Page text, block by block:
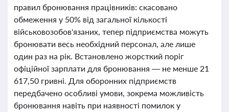
правил бронювання працівників: скасовано
обмеження у 50% від загальної кількості
військовозобов'язаних, тепер підприємства можуть
бронювати весь необхідний персонал, але лише
один раз на рік. Встановлено жорсткий поріг
офіційної зарплати для бронювання — не менше 21
617,50 гривні. Для оборонних підприємств
передбачено особливі умови, зокрема можливість
бронювання навіть при наявності помилок у